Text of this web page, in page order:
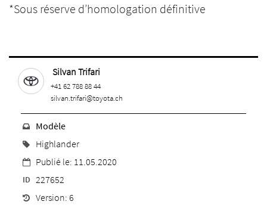
*Sous réserve d’homologation définitive
Silvan Trifari
+41 62 788 88 44
silvan.trifari@toyota.ch
Modèle
Highlander
Publié le: 11.05.2020
ID 227652
Version: 6